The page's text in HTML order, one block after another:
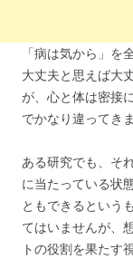
「病は気から」を
大丈夫と思えば大
が、心と体は密接
でかなり違ってきま
ある研究でも、そ
に当たっている状
ともできるという
てはいませんが、
トの役割を果たす